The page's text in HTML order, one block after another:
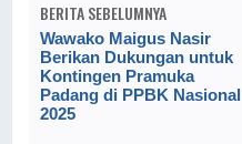
BERITA SEBELUMNYA
Wawako Maigus Nasir
Berikan Dukungan untuk
Kontingen Pramuka
Padang di PPBK Nasional
2025